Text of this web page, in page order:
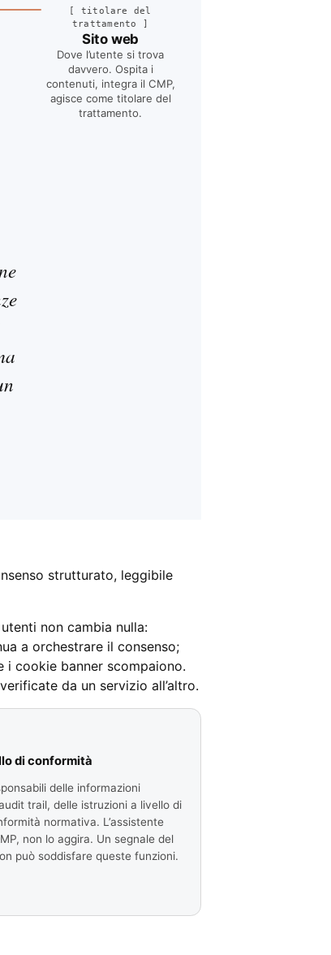
[ titolare del
trattamento
]
Sito web
Dove l’utente si trova
davvero. Ospita i
contenuti, integra il CMP,
agisce come titolare del
trattamento.
strutturato, leggibile
non cambia nulla:
a orchestrare il consenso;
i cookie banner scompaiono.
da un servizio all’altro.
di conformità
delle informazioni
trail, delle istruzioni a livello di
normativa. L’assistente
non lo aggira. Un segnale del
può soddisfare queste funzioni.